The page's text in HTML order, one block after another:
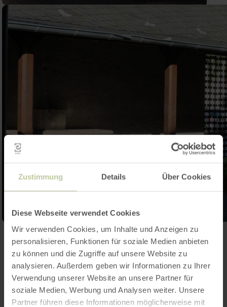
Zustimmung Details Über Cookies
Diese Webseite verwendet Cookies
Wir verwenden Cookies, um Inhalte und Anzeigen zu
personalisieren, Funktionen für soziale Medien anbieten
zu können und die Zugriffe auf unsere Website zu
analysieren. Außerdem geben wir Informationen zu Ihrer
Verwendung unserer Website an unsere Partner für
soziale Medien, Werbung und Analysen weiter. Unsere
Partner führen diese Informationen möglicherweise mit
Galerie öffnen
Kontakt